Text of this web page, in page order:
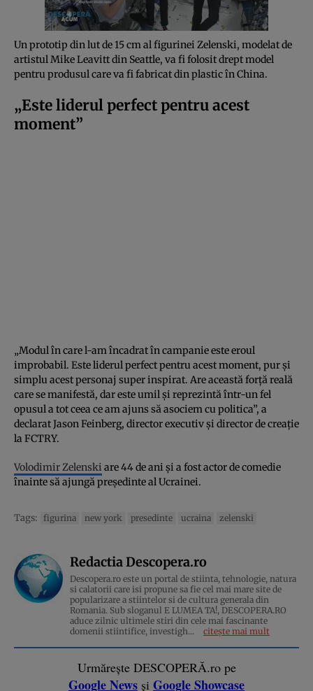
Un prototip din lut de 15 cm al figurinei Zelenski, modelat de
artistul Mike Leavitt din Seattle, va fi folosit drept model
pentru produsul care va fi fabricat din plastic în China.
„Este liderul perfect pentru acest
moment”
„Modul în care l-am încadrat în campanie este eroul
improbabil. Este liderul perfect pentru acest moment, pur și
simplu acest personaj super inspirat. Are această forță reală
care se manifestă, dar este umil și reprezintă într-un fel
opusul a tot ceea ce am ajuns să asociem cu politica”, a
declarat Jason Feinberg, director executiv și director de creație
la FCTRY.
Volodimir Zelenski are 44 de ani și a fost actor de comedie
înainte să ajungă președinte al Ucrainei.
Tags: figurina new york presedinte ucraina zelenski
Redactia Descopera.ro
Descopera.ro este un portal de stiinta, tehnologie, natura
si calatorii care isi propune sa fie cel mai mare site de
popularizare a stiintelor si de cultura generala din
Romania. Sub sloganul E LUMEA TA!, DESCOPERA.RO
aduce zilnic ultimele stiri din cele mai fascinante
domenii stiintifice, investigh...
citește mai mult
Urmărește DESCOPERĂ.ro pe
Google News și Google Showcase